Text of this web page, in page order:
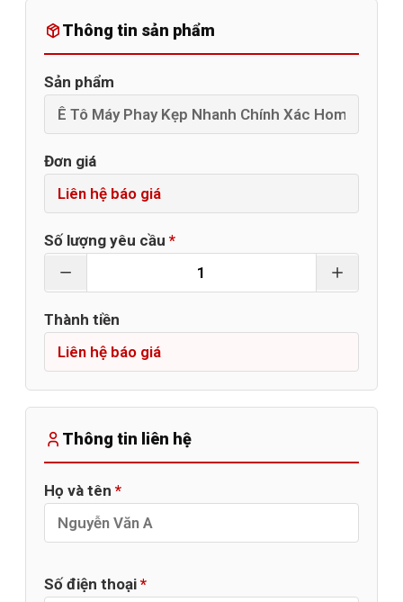
Thông tin sản phẩm
Sản phẩm
Đơn giá
Số lượng yêu cầu *
Thành tiền
Thông tin liên hệ
Họ và tên *
Số điện thoại *